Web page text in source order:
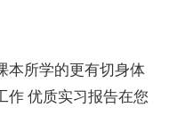
所学的更有切身体
作 优质实习报告在您